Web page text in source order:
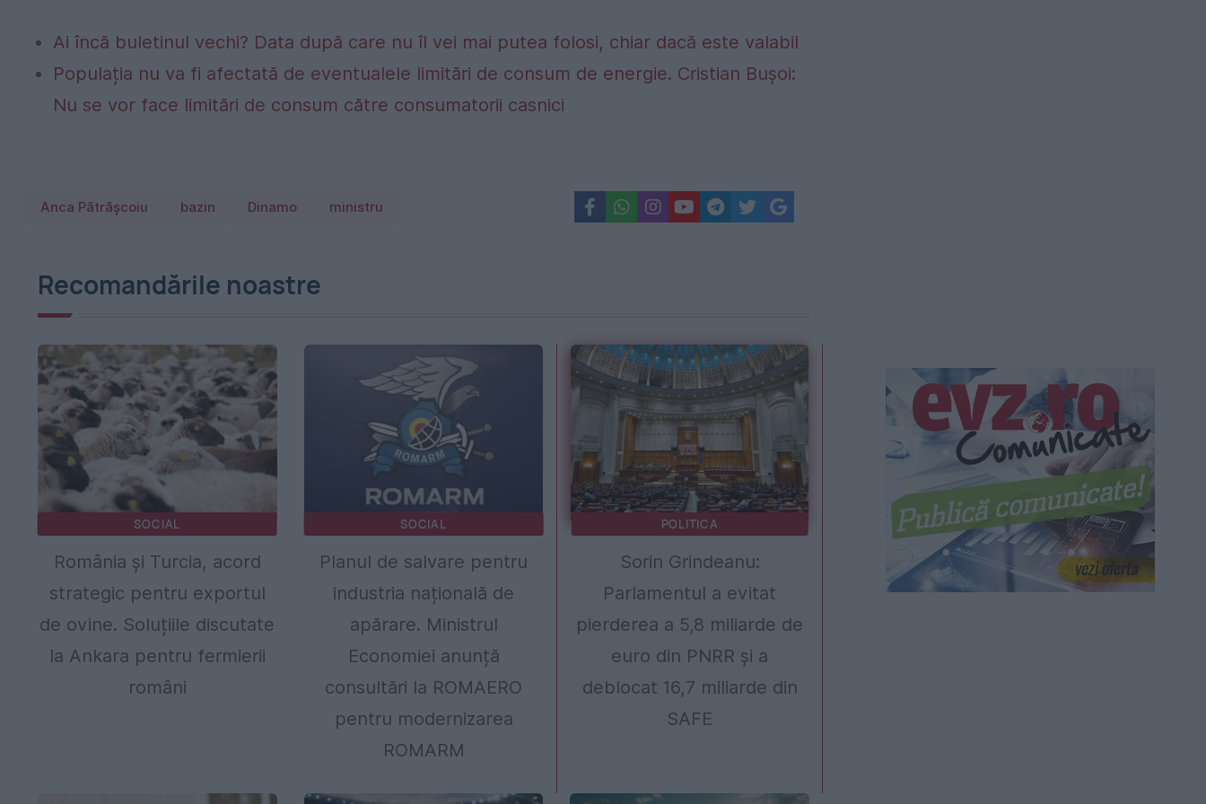
Ai încă buletinul vechi? Data după care nu îl vei mai putea folosi, chiar dacă este valabil
Populația nu va fi afectată de eventualele limitări de consum de energie. Cristian Bușoi:
Nu se vor face limitări de consum către consumatorii casnici
Anca Pătrăşcoiu bazin Dinamo ministru
Recomandările noastre
SOCIAL
România și Turcia, acord
strategic pentru exportul
de ovine. Soluțiile discutate
la Ankara pentru fermierii
români
SOCIAL
Planul de salvare pentru
industria națională de
apărare. Ministrul
Economiei anunță
consultări la ROMAERO
pentru modernizarea
ROMARM
POLITICA
Sorin Grindeanu:
Parlamentul a evitat
pierderea a 5,8 miliarde de
euro din PNRR și a
deblocat 16,7 miliarde din
SAFE